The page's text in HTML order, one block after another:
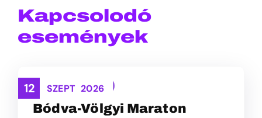
Kapcsolodó
események
12 SZEPT 2026
TEREPFUTÁS
Bódva-Völgyi Maraton